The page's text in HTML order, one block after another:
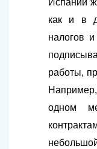
Испании
как и в
налогов
работы,
одном